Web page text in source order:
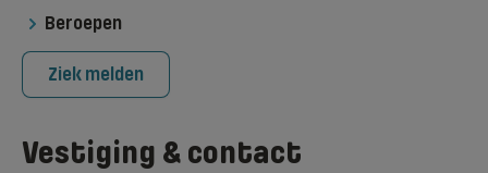
Beroepen
Ziek melden
Vestiging & contact